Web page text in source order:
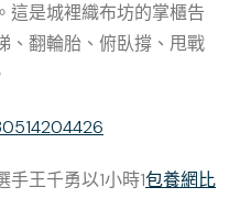
這是城裡織布坊的掌櫃告
、翻輪胎、俯臥撐、甩戰
王千勇以1小時1包養網比